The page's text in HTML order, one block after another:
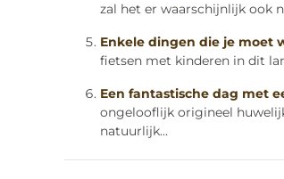
zal het er waarschijnlijk ook
Enkele dingen die je moet
fietsen met kinderen in dit
Een fantastische dag met
ongelooflijk origineel
natuurlijk...